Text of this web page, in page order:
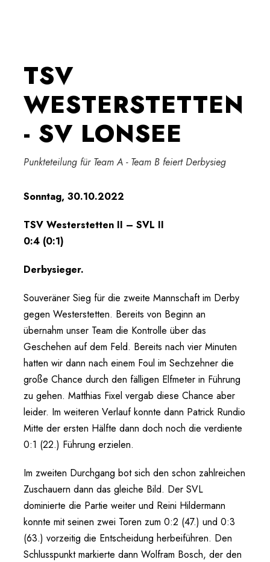
TSV
WESTERSTETTEN
- SV LONSEE
Punkteteilung für Team A - Team B feiert Derbysieg
Sonntag, 30.10.2022
TSV Westerstetten II – SVL II
0:4 (0:1)
Derbysieger.
Souveräner Sieg für die zweite Mannschaft im Derby
gegen Westerstetten. Bereits von Beginn an
übernahm unser Team die Kontrolle über das
Geschehen auf dem Feld. Bereits nach vier Minuten
hatten wir dann nach einem Foul im Sechzehner die
große Chance durch den fälligen Elfmeter in Führung
zu gehen. Matthias Fixel vergab diese Chance aber
leider. Im weiteren Verlauf konnte dann Patrick Rundio
Mitte der ersten Hälfte dann doch noch die verdiente
0:1 (22.) Führung erzielen.
Im zweiten Durchgang bot sich den schon zahlreichen
Zuschauern dann das gleiche Bild. Der SVL
dominierte die Partie weiter und Reini Hildermann
konnte mit seinen zwei Toren zum 0:2 (47.) und 0:3
(63.) vorzeitig die Entscheidung herbeiführen. Den
Schlusspunkt markierte dann Wolfram Bosch, der den